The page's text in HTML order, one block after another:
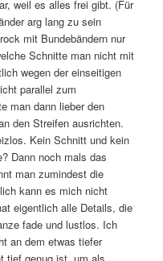
weil es alles frei gibt. (Für
arg lang zu sein
mit Bundebändern nur
Schnitte man nicht mit
wegen der einseitigen
parallel zum
man dann lieber den
den Streifen ausrichten.
Kein Schnitt und kein
Dann noch mals das
man zumindest die
kann es mich nicht
eigentlich alle Details, die
fade und lustlos. Ich
an dem etwas tiefer
tief genug ist, um als